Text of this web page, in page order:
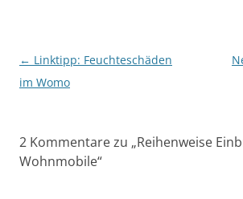
Beitragsnavigation
← Linktipp: Feuchteschäden
im Womo
2 Kommentare zu „Reihenweise
Wohnmobile“